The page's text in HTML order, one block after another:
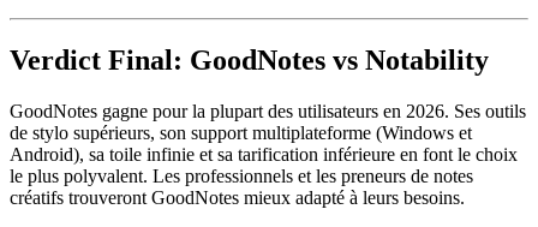
Verdict Final: GoodNotes vs Notability
GoodNotes gagne pour la plupart des utilisateurs en 2026. Ses outils
de stylo supérieurs, son support multiplateforme (Windows et
Android), sa toile infinie et sa tarification inférieure en font le choix
le plus polyvalent. Les professionnels et les preneurs de notes
créatifs trouveront GoodNotes mieux adapté à leurs besoins.